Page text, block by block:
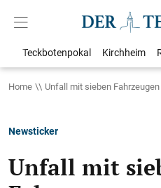
Teckbotenpokal Kirchheim
Home Unfall mit sieben Fahrzeugen
Newsticker
Unfall mit